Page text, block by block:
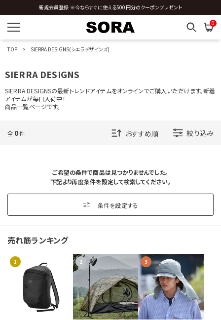
O
SAINT JAMES
Sublimeroe
super.natural
新規会員登録 ※今ならすぐに使える500円分のクーポンプレゼント
0
TOP SIERRA DESIGNS(シエラデザインズ)
SIERRA DESIGNS
SIERRA DESIGNSの最新トレンドアイテムをオンラインでご購入いただけます。新着
アイテムが毎日入荷中！
商品一覧ページです。
全 0件 絞り込み
ご希望の条件で商品は見つかりませんでした。
下記より再度条件を設定して検索してください。
条件を設定する
売れ筋ランキング
1 2 3